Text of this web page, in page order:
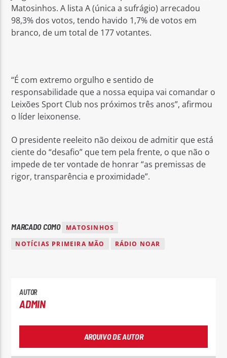
Matosinhos. A lista A (única a sufrágio) arrecadou
98,3% dos votos, tendo havido 1,7% de votos em
branco, de um total de 177 votantes.
“É com extremo orgulho e sentido de
responsabilidade que a nossa equipa vai comandar o
Leixões Sport Club nos próximos três anos”, afirmou
o líder leixonense.
O presidente reeleito não deixou de admitir que está
ciente do “desafio” que tem pela frente, o que não o
impede de ter vontade de honrar “as premissas de
rigor, transparência e proximidade”.
MARCADO COMO
MATOSINHOS
NOTÍCIAS PRIMEIRA MÃO
RÁDIO NOAR
AUTOR
ADMIN
ARQUIVO DE AUTOR